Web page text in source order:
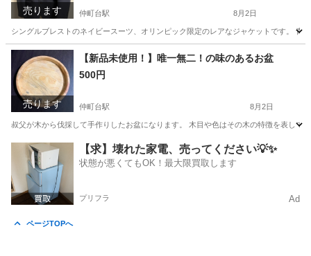
売ります 仲町台駅 8月2日
シングルブレストのネイビースーツ、オリンピック限定のレアなジャケットです。
神奈川 横浜市 仲町台駅 ジャケット オリンピック
売ります
【新品未使用！】唯一無二！の味のあるお盆
500円
仲町台駅 8月2日
叔父が木から伐採して手作りしたお盆になります。 木目や色はその木の特徴を表し
神奈川 仲町台駅 生活雑貨 お盆
【求】壊れた家電、売ってください💡✨
状態が悪くてもOK！最大限買取します
プリフラ Ad
ページTOPへ